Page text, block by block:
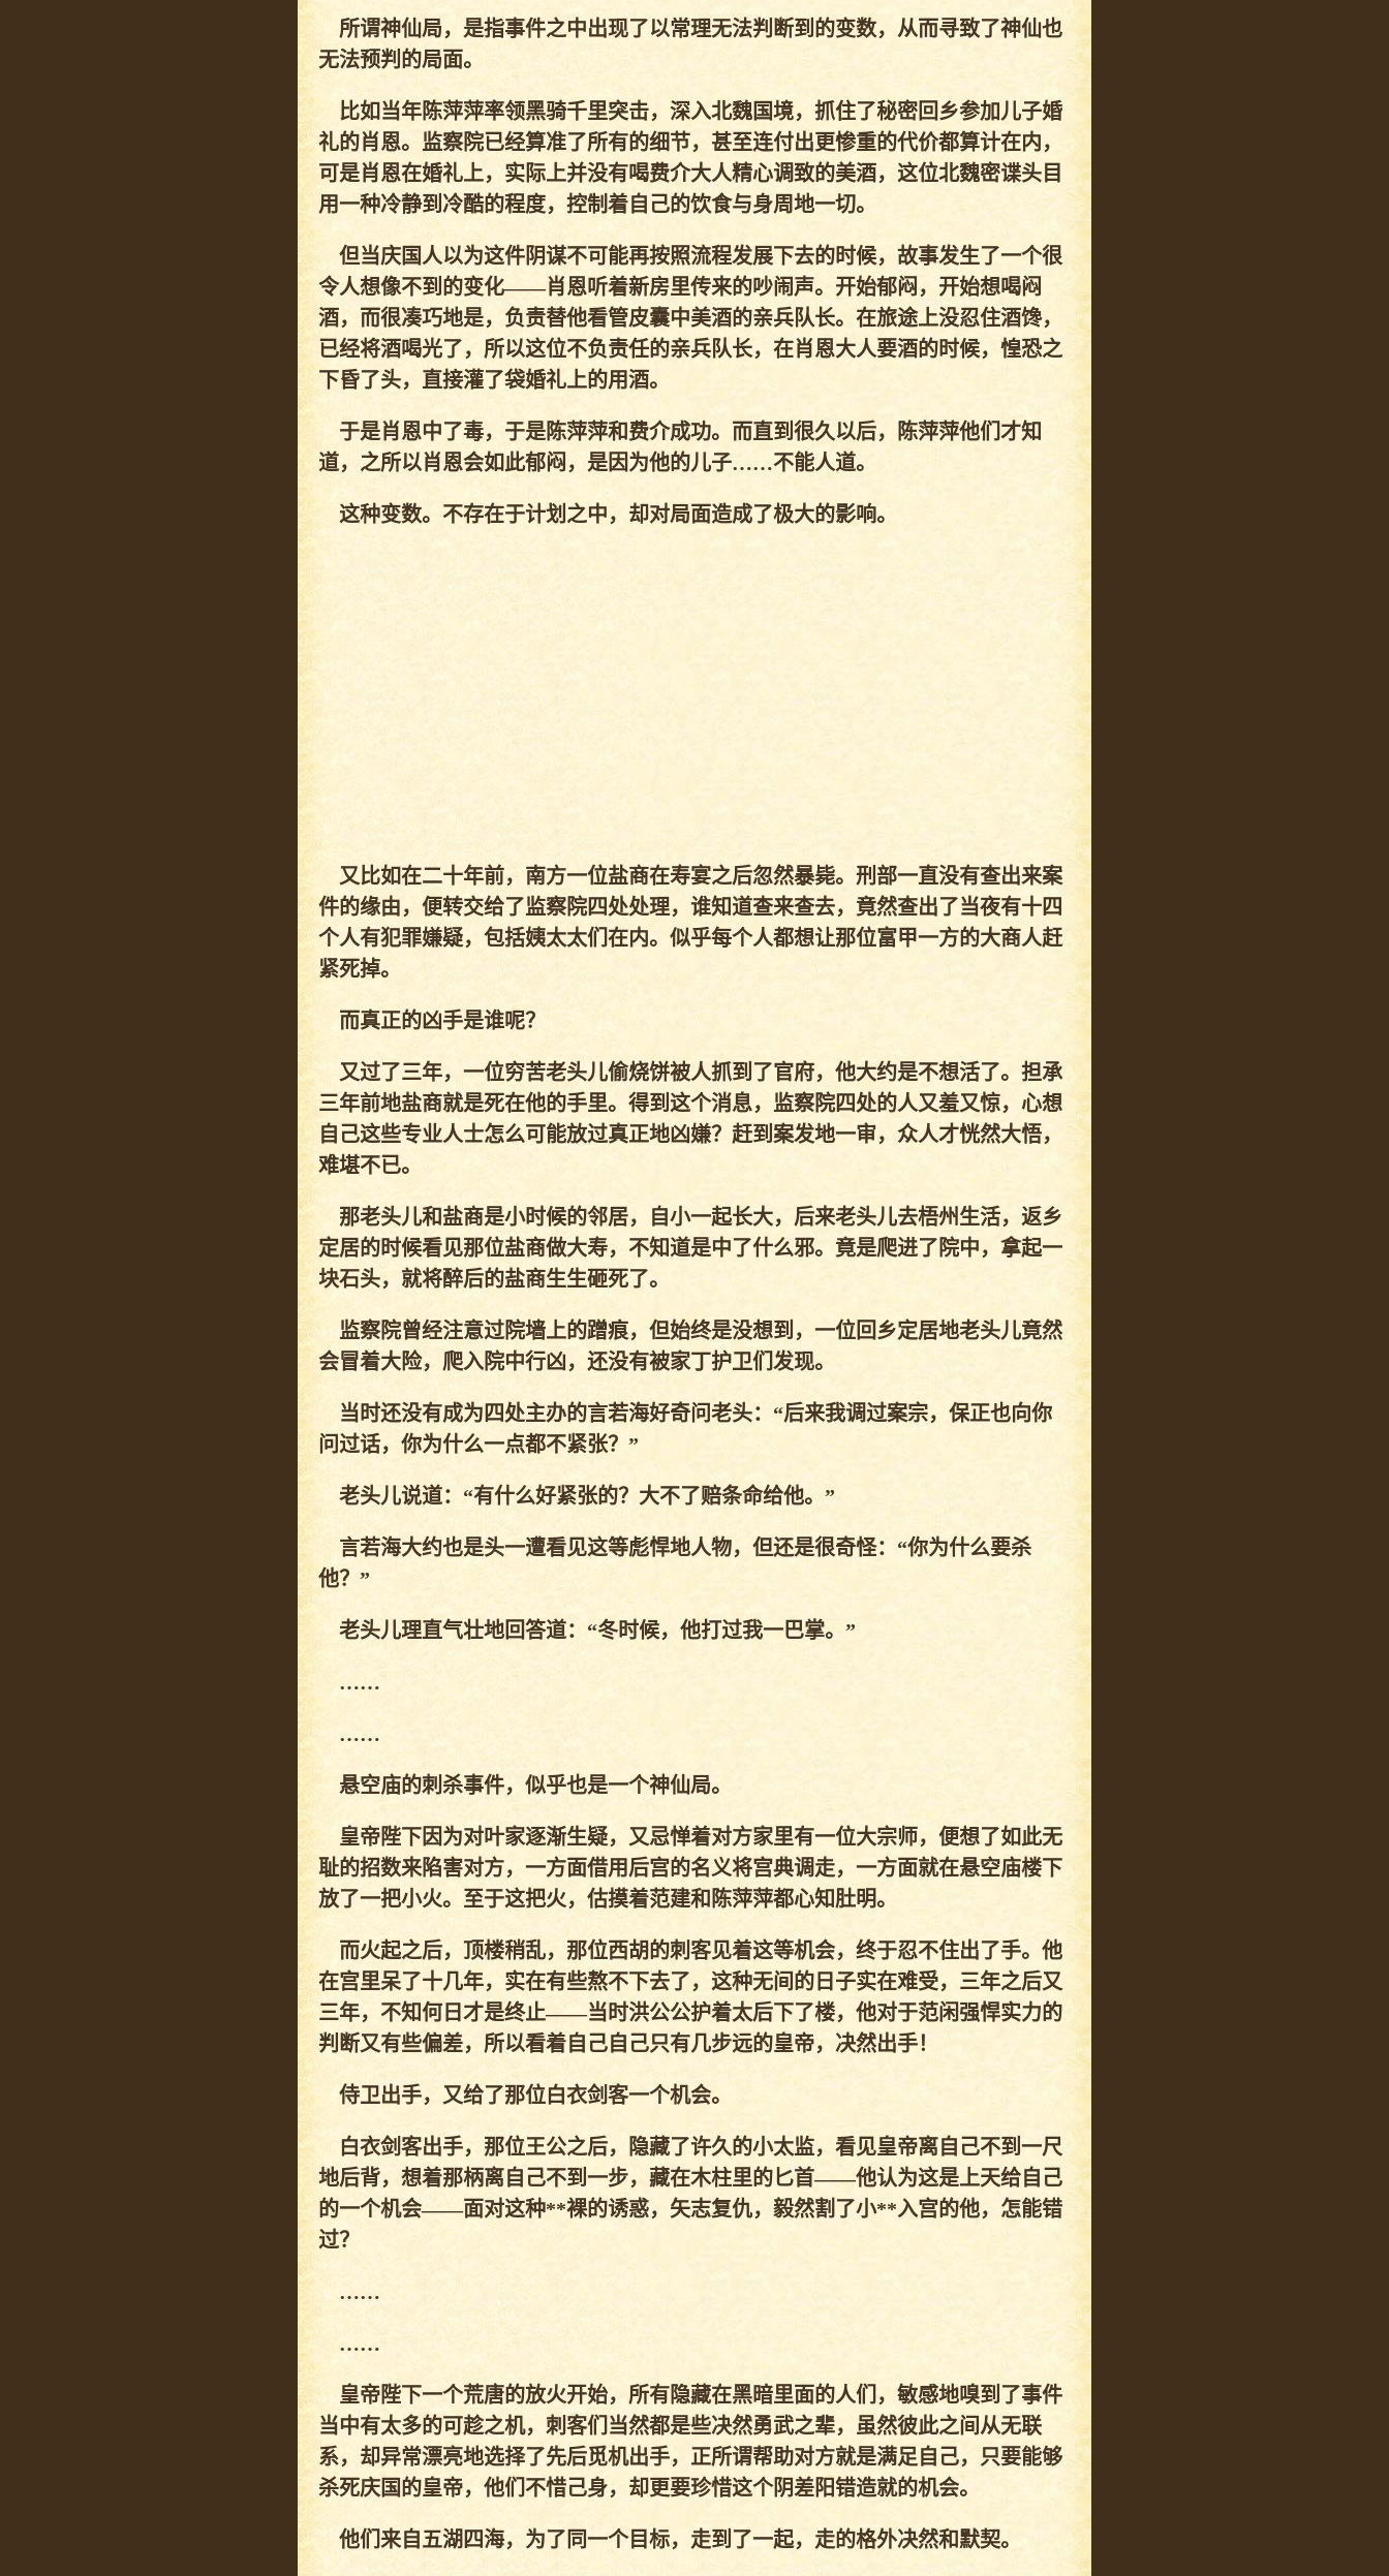
所谓神仙局，是指事件之中出现了以常理无法判断到的变数，从而寻致了神仙也
无法预判的局面。
比如当年陈萍萍率领黑骑千里突击，深入北魏国境，抓住了秘密回乡参加儿子婚
礼的肖恩。监察院已经算准了所有的细节，甚至连付出更惨重的代价都算计在内，
可是肖恩在婚礼上，实际上并没有喝费介大人精心调致的美酒，这位北魏密谍头目
用一种冷静到冷酷的程度，控制着自己的饮食与身周地一切。
但当庆国人以为这件阴谋不可能再按照流程发展下去的时候，故事发生了一个很
令人想像不到的变化——肖恩听着新房里传来的吵闹声。开始郁闷，开始想喝闷
酒，而很凑巧地是，负责替他看管皮囊中美酒的亲兵队长。在旅途上没忍住酒馋，
已经将酒喝光了，所以这位不负责任的亲兵队长，在肖恩大人要酒的时候，惶恐之
下昏了头，直接灌了袋婚礼上的用酒。
于是肖恩中了毒，于是陈萍萍和费介成功。而直到很久以后，陈萍萍他们才知
道，之所以肖恩会如此郁闷，是因为他的儿子……不能人道。
这种变数。不存在于计划之中，却对局面造成了极大的影响。
又比如在二十年前，南方一位盐商在寿宴之后忽然暴毙。刑部一直没有查出来案
件的缘由，便转交给了监察院四处处理，谁知道查来查去，竟然查出了当夜有十四
个人有犯罪嫌疑，包括姨太太们在内。似乎每个人都想让那位富甲一方的大商人赶
紧死掉。
而真正的凶手是谁呢？
又过了三年，一位穷苦老头儿偷烧饼被人抓到了官府，他大约是不想活了。担承
三年前地盐商就是死在他的手里。得到这个消息，监察院四处的人又羞又惊，心想
自己这些专业人士怎么可能放过真正地凶嫌？赶到案发地一审，众人才恍然大悟，
难堪不已。
那老头儿和盐商是小时候的邻居，自小一起长大，后来老头儿去梧州生活，返乡
定居的时候看见那位盐商做大寿，不知道是中了什么邪。竟是爬进了院中，拿起一
块石头，就将醉后的盐商生生砸死了。
监察院曾经注意过院墙上的蹭痕，但始终是没想到，一位回乡定居地老头儿竟然
会冒着大险，爬入院中行凶，还没有被家丁护卫们发现。
当时还没有成为四处主办的言若海好奇问老头：“后来我调过案宗，保正也向你
问过话，你为什么一点都不紧张？”
老头儿说道：“有什么好紧张的？大不了赔条命给他。”
言若海大约也是头一遭看见这等彪悍地人物，但还是很奇怪：“你为什么要杀
他？”
老头儿理直气壮地回答道：“冬时候，他打过我一巴掌。”
……
……
悬空庙的刺杀事件，似乎也是一个神仙局。
皇帝陛下因为对叶家逐渐生疑，又忌惮着对方家里有一位大宗师，便想了如此无
耻的招数来陷害对方，一方面借用后宫的名义将宫典调走，一方面就在悬空庙楼下
放了一把小火。至于这把火，估摸着范建和陈萍萍都心知肚明。
而火起之后，顶楼稍乱，那位西胡的刺客见着这等机会，终于忍不住出了手。他
在宫里呆了十几年，实在有些熬不下去了，这种无间的日子实在难受，三年之后又
三年，不知何日才是终止——当时洪公公护着太后下了楼，他对于范闲强悍实力的
判断又有些偏差，所以看着自己自己只有几步远的皇帝，决然出手！
侍卫出手，又给了那位白衣剑客一个机会。
白衣剑客出手，那位王公之后，隐藏了许久的小太监，看见皇帝离自己不到一尺
地后背，想着那柄离自己不到一步，藏在木柱里的匕首——他认为这是上天给自己
的一个机会——面对这种**裸的诱惑，矢志复仇，毅然割了小**入宫的他，怎能错
过？
……
……
皇帝陛下一个荒唐的放火开始，所有隐藏在黑暗里面的人们，敏感地嗅到了事件
当中有太多的可趁之机，刺客们当然都是些决然勇武之辈，虽然彼此之间从无联
系，却异常漂亮地选择了先后觅机出手，正所谓帮助对方就是满足自己，只要能够
杀死庆国的皇帝，他们不惜己身，却更要珍惜这个阴差阳错造就的机会。
他们来自五湖四海，为了同一个目标，走到了一起，走的格外决然和默契。